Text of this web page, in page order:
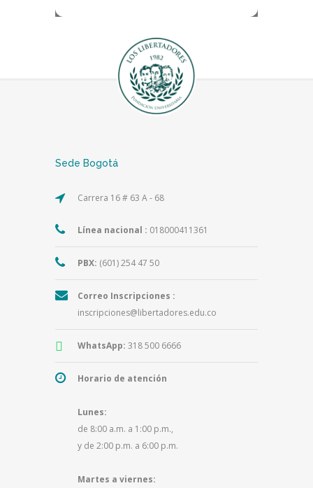
Sede Bogotá
Carrera 16 # 63 A - 68
Línea nacional : 018000411361
PBX: (601) 254 47 50
Correo Inscripciones :
inscripciones@libertadores.edu.co
WhatsApp: 318 500 6666
Horario de atención
Lunes:
de 8:00 a.m. a 1:00 p.m.,
y de 2:00 p.m. a 6:00 p.m.
Martes a viernes: